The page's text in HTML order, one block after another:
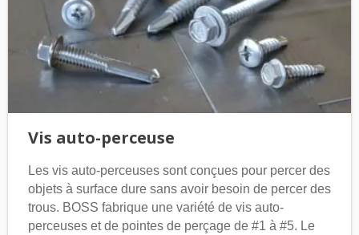
Vis auto-perceuse
Les vis auto-perceuses sont conçues pour percer des
objets à surface dure sans avoir besoin de percer des
trous. BOSS fabrique une variété de vis auto-
perceuses et de pointes de perçage de #1 à #5. Le